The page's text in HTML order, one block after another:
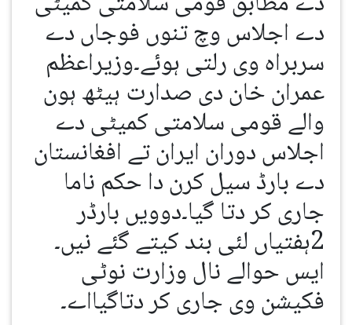
دے اجلاس وچ تنوں فوجاں دے
سربراہ وی رلتی ہوئے۔وزیراعظم
عمران خان دی صدارت ہیٹھ ہون
والے قومی سلامتی کمیٹی دے
اجلاس دوران ایران تے افغانستان
دے بارڈ سیل کرن دا حکم ناما
جاری کر دتا گیا۔دوویں بارڈر
2ہفتیاں لئی بند کیتے گئے نیں۔
ایس حوالے نال وزارت نوٹی
فکیشن وی جاری کر دتاگیااے۔